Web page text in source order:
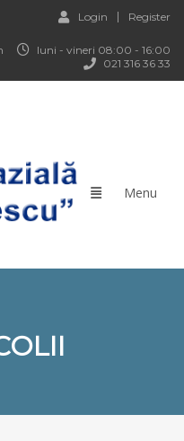
Login Register
luni - vineri 08:00 - 16:00
021 316 36 33